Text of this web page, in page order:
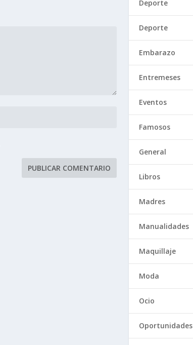
Deporte
Deporte
Embarazo
Entremeses
Eventos
Famosos
General
Libros
Madres
Manualidades
Maquillaje
Moda
Ocio
Oportunidades